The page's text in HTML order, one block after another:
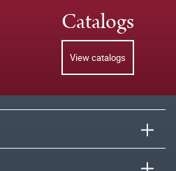
Catalogs
View catalogs